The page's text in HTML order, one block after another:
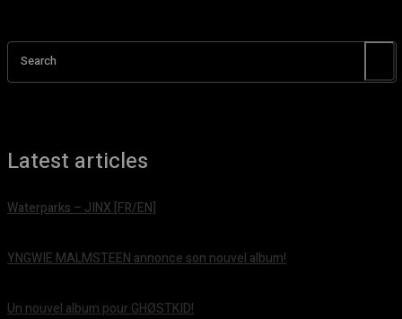
Search
Latest articles
Waterparks – JINX [FR/EN]
YNGWIE MALMSTEEN annonce son nouvel album!
Un nouvel album pour GHØSTKID!